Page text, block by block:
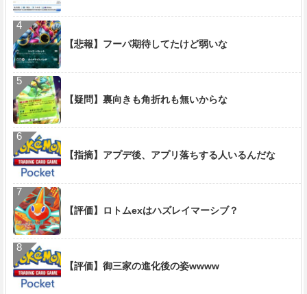
【悲報】フーパ期待してたけど弱いな
【疑問】裏向きも角折れも無いからな
【指摘】アプデ後、アプリ落ちする人いるんだな
【評価】ロトムexはハズレイマーシブ？
【評価】御三家の進化後の姿wwww